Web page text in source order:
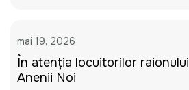
mai 19, 2026
În atenția locuitorilor raionului
Anenii Noi